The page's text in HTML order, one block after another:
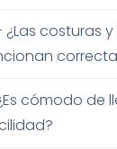
¿Las costuras y
cómodo de